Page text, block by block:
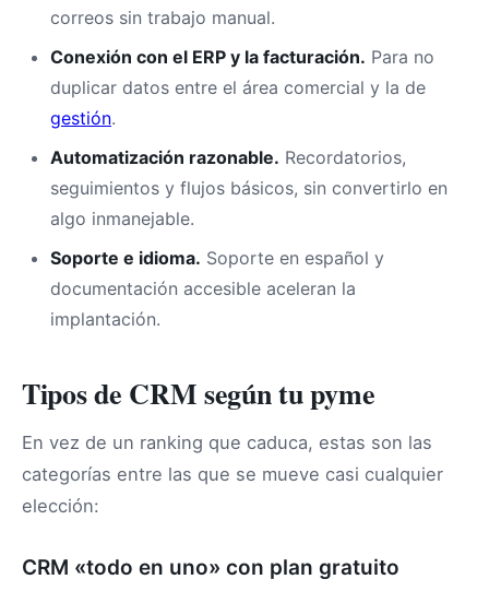
correos sin trabajo manual.
Conexión con el ERP y la facturación. Para no
duplicar datos entre el área comercial y la de
gestión.
Automatización razonable. Recordatorios,
seguimientos y flujos básicos, sin convertirlo en
algo inmanejable.
Soporte e idioma. Soporte en español y
documentación accesible aceleran la
implantación.
Tipos de CRM según tu pyme
En vez de un ranking que caduca, estas son las
categorías entre las que se mueve casi cualquier
elección:
CRM «todo en uno» con plan gratuito